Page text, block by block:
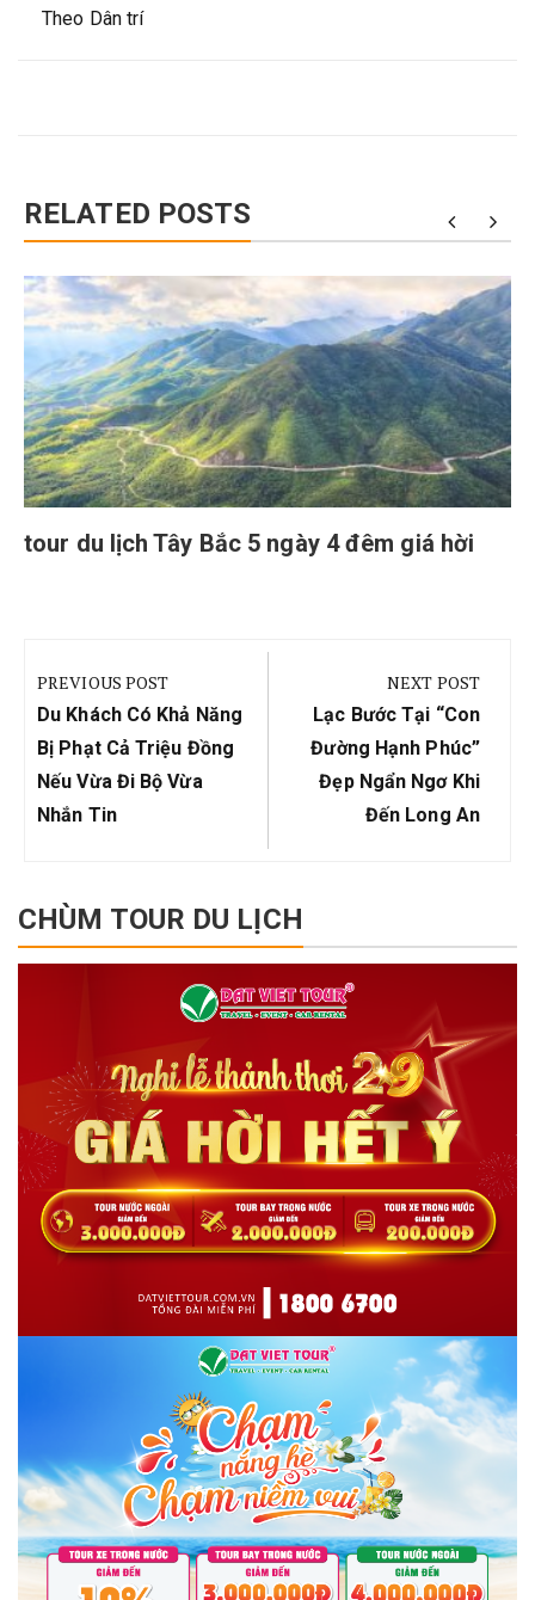
Theo Dân trí
RELATED POSTS
tour du lịch Tây Bắc 5 ngày 4 đêm giá hời
hướng
bài
viết
PREVIOUS POST
Previous
Post:
Du Khách Có Khả Năng
Bị Phạt Cả Triệu Đồng
Nếu Vừa Đi Bộ Vừa
Nhắn Tin
NEXT POST
Next
Post:
Lạc Bước Tại “con
Đường Hạnh Phúc”
Đẹp Ngẩn Ngơ Khi
Đến Long An
CHÙM TOUR DU LỊCH